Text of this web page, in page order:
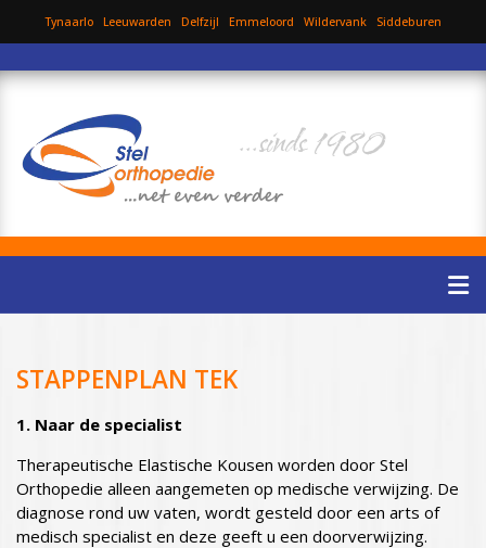
Tynaarlo Leeuwarden Delfzijl Emmeloord Wildervank Siddeburen
...sinds 1980
STAPPENPLAN TEK
1. Naar de specialist
Therapeutische Elastische Kousen worden door Stel
Orthopedie alleen aangemeten op medische verwijzing. De
diagnose rond uw vaten, wordt gesteld door een arts of
medisch specialist en deze geeft u een doorverwijzing.